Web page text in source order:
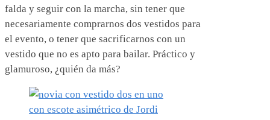
falda y seguir con la marcha, sin tener que
necesariamente comprarnos dos vestidos para
el evento, o tener que sacrificarnos con un
vestido que no es apto para bailar. Práctico y
glamuroso, ¿quién da más?